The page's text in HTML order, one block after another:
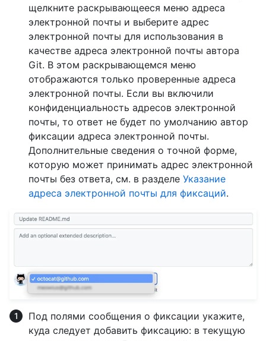
щелкните раскрывающееся меню адреса
электронной почты и выберите адрес
электронной почты для использования в
качестве адреса электронной почты автора
Git. В этом раскрывающемся меню
отображаются только проверенные адреса
электронной почты. Если вы включили
конфиденциальность адресов электронной
почты, то ответ не будет по умолчанию автор
фиксации адреса электронной почты.
Дополнительные сведения о точной форме,
которую может принимать адрес электронной
почты без ответа, см. в разделе Указание
адреса электронной почты для фиксаций.
Под полями сообщения о фиксации укажите,
куда следует добавить фиксацию: в текущую